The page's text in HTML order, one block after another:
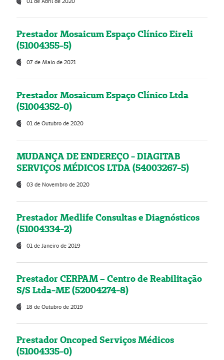
Prestador Mosaicum Espaço Clínico Eireli
(51004355-5)
07 de Maio de 2021
Prestador Mosaicum Espaço Clínico Ltda
(51004352-0)
01 de Outubro de 2020
MUDANÇA DE ENDEREÇO - DIAGITAB
SERVIÇOS MÉDICOS LTDA (54003267-5)
03 de Novembro de 2020
Prestador Medlife Consultas e Diagnósticos
(51004334-2)
01 de Janeiro de 2019
Prestador CERPAM – Centro de Reabilitação
S/S Ltda-ME (52004274-8)
18 de Outubro de 2019
Prestador Oncoped Serviços Médicos
(51004335-0)